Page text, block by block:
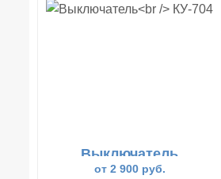
Выключатель
КУ-704
от 2 900 руб.